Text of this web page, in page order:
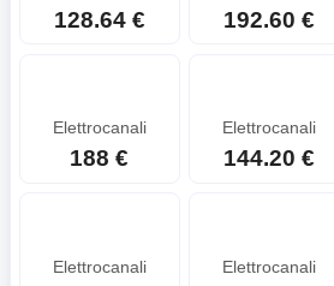
128.64 € 192.60 €
Elettrocanali
188 €
Elettrocanali
144.20 €
Elettrocanali Elettrocanali